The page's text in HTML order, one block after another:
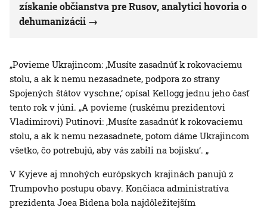
získanie občianstva pre Rusov, analytici hovoria o
dehumanizácii
„Povieme Ukrajincom: ‚Musíte zasadnúť k rokovaciemu
stolu, a ak k nemu nezasadnete, podpora zo strany
Spojených štátov vyschne,‘ opísal Kellogg jednu jeho časť
tento rok v júni. „A povieme (ruskému prezidentovi
Vladimirovi) Putinovi: ‚Musíte zasadnúť k rokovaciemu
stolu, a ak k nemu nezasadnete, potom dáme Ukrajincom
všetko, čo potrebujú, aby vás zabili na bojisku‘. „
V Kyjeve aj mnohých európskych krajinách panujú z
Trumpovho postupu obavy. Končiaca administratíva
prezidenta Joea Bidena bola najdôležitejším